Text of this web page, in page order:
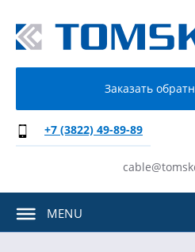
Заказать
+7 (3822) 49-89-89
MENU